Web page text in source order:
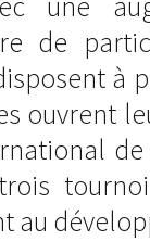
de
à
ouvrent
au